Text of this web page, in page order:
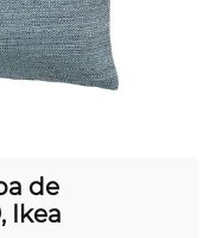
de
Ikea